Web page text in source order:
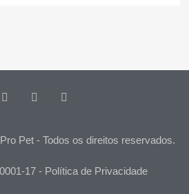
Pet - Todos os direitos reservados.
17 - Política de Privacidade